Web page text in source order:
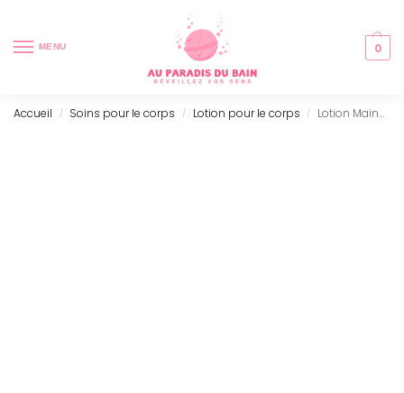
MENU 0
Accueil / Soins pour le corps / Lotion pour le corps / Lotion Mains & Corps Sauge Sclarée & Lavande (250ml)